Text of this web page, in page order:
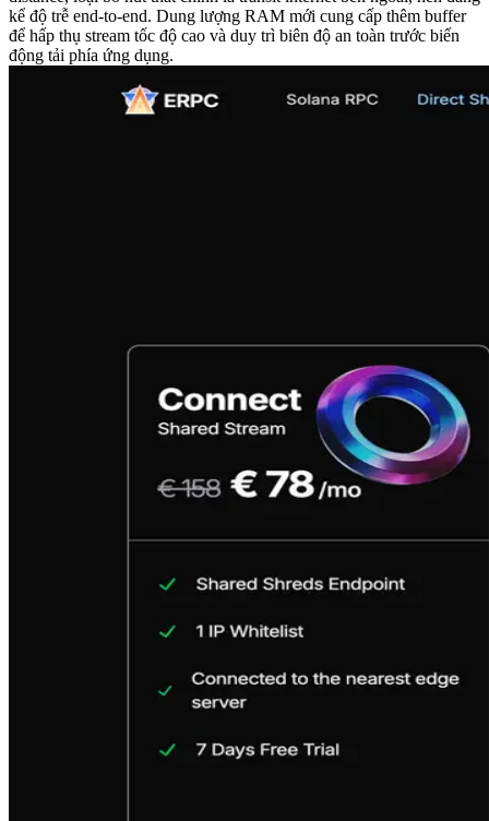
kể độ trễ end-to-end. Dung lượng RAM mới cung cấp thêm buffer
để hấp thụ stream tốc độ cao và duy trì biên độ an toàn trước biến
động tải phía ứng dụng.